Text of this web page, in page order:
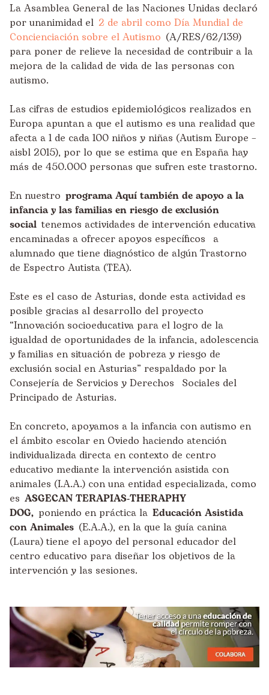
La Asamblea General de las Naciones Unidas declaró
por unanimidad el 2 de abril como Día Mundial de
Concienciación sobre el Autismo (A/RES/62/139)
para poner de relieve la necesidad de contribuir a la
mejora de la calidad de vida de las personas con
autismo.
Las cifras de estudios epidemiológicos realizados en
Europa apuntan a que el autismo es una realidad que
afecta a 1 de cada 100 niños y niñas (Autism Europe –
aisbl 2015), por lo que se estima que en España hay
más de 450.000 personas que sufren este trastorno.
En nuestro programa Aquí también de apoyo a la
infancia y las familias en riesgo de exclusión
social tenemos actividades de intervención educativa
encaminadas a ofrecer apoyos específicos a
alumnado que tiene diagnóstico de algún Trastorno
de Espectro Autista (TEA).
Este es el caso de Asturias, donde esta actividad es
posible gracias al desarrollo del proyecto
“Innovación socioeducativa para el logro de la
igualdad de oportunidades de la infancia, adolescencia
y familias en situación de pobreza y riesgo de
exclusión social en Asturias” respaldado por la
Consejería de Servicios y Derechos Sociales del
Principado de Asturias.
En concreto, apoyamos a la infancia con autismo en
el ámbito escolar en Oviedo haciendo atención
individualizada directa en contexto de centro
educativo mediante la intervención asistida con
animales (I.A.A.) con una entidad especializada, como
es ASGECAN TERAPIAS-THERAPHY
DOG, poniendo en práctica la Educación Asistida
con Animales (E.A.A.), en la que la guía canina
(Laura) tiene el apoyo del personal educador del
centro educativo para diseñar los objetivos de la
intervención y las sesiones.